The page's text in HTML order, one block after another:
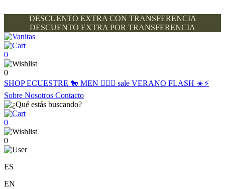
DESCUENTO EXTRA CON TRANSFERENCIA
DESCUENTO EXTRA POR TRANSFERENCIA
0
0
SHOPECUESTRE 🐎 MEN 🙋🏽‍♂️ sale VERANO FLASH ☀️⚡️
Sobre Nosotros Contacto
0
0
ES
EN